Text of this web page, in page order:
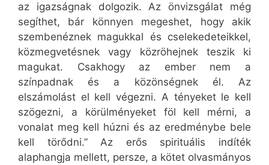
az igazságnak dolgozik. Az önvizsgálat még
segíthet, bár könnyen megeshet, hogy akik
szembenéznek magukkal és cselekedeteikkel,
közmegvetésnek vagy közröhejnek teszik ki
magukat. Csakhogy az ember nem a
színpadnak és a közönségnek él. Az
elszámolást el kell végezni. A tényeket le kell
szögezni, a körülményeket föl kell mérni, a
vonalat meg kell húzni és az eredménybe bele
kell törődni.” Az erős spirituális indíték
alaphangja mellett, persze, a kötet olvasmányos